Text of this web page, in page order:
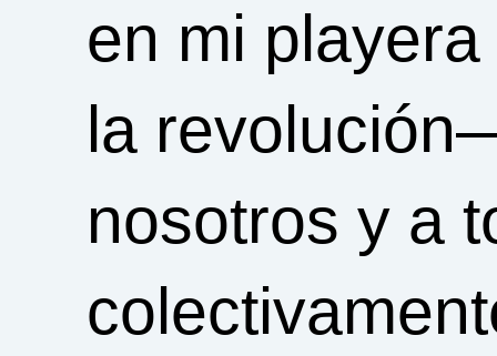
en mi
la
nosotros y a